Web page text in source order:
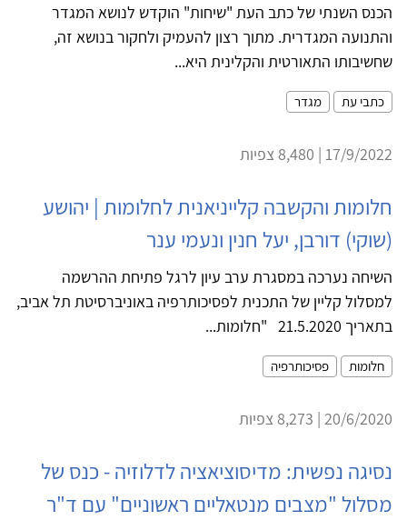
הכנס השנתי של כתב העת "שיחות" הוקדש לנושא המגדר
והתנועה המגדרית. מתוך רצון להעמיק ולחקור בנושא זה,
שחשיבותו התאורטית והקלינית היא...
כתבי עת מגדר
17/9/2022 | 8,480 צפיות
חלומות והקשבה קלייניאנית לחלומות | יהושע
(שוקי) דורבן, יעל חנין ונעמי ענר
השיחה נערכה במסגרת ערב עיון לרגל פתיחת ההרשמה
למסלול קליין של התכנית לפסיכותרפיה באוניברסיטת תל אביב,
בתאריך 21.5.2020 "חלומות...
חלומות פסיכותרפיה
20/6/2020 | 8,273 צפיות
נסיגה נפשית: מדיסוציאציה לדלוזיה - כנס של
מסלול "מצבים מנטאליים ראשוניים" עם ד"ר